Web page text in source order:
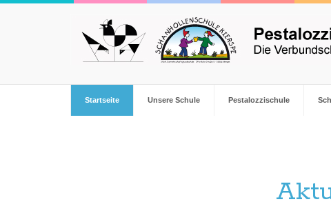
Startseite Unsere Schule Pestalozzischule